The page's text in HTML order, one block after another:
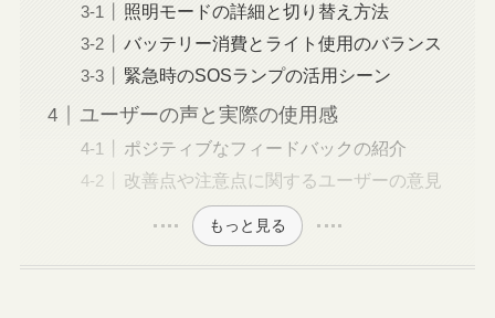
照明モードの詳細と切り替え方法
バッテリー消費とライト使用のバランス
緊急時のSOSランプの活用シーン
ユーザーの声と実際の使用感
ポジティブなフィードバックの紹介
改善点や注意点に関するユーザーの意見
もっと見る